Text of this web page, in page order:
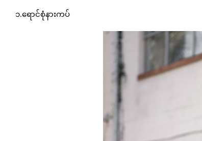
၁.ရောင်စုံနားကပ်